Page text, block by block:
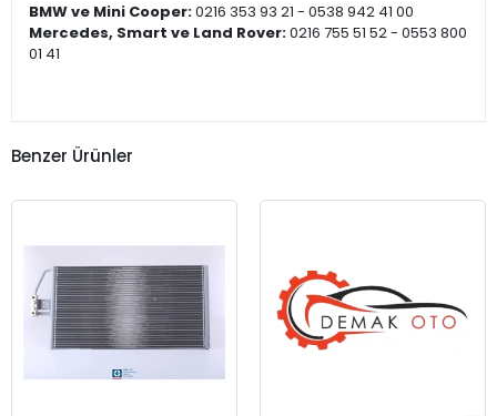
BMW ve Mini Cooper:0216 353 93 21 - 0538 942 41 00
Mercedes, Smart ve Land Rover:0216 755 51 52 - 0553 800
01 41
Benzer Ürünler